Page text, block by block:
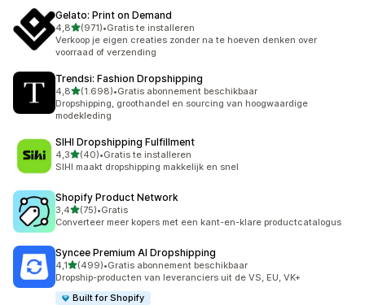
Gelato: Print on Demand
4,8van 5 sterren
(971)
971 recensies in totaal
•Gratis te installeren
Verkoop je eigen creaties zonder na te hoeven denken over
voorraad of verzending
Trendsi: Fashion Dropshipping
4,8van 5 sterren
(1.698)
1698 recensies in totaal
•Gratis abonnement beschikbaar
Dropshipping, groothandel en sourcing van hoogwaardige
modekleding
SIHI Dropshipping Fulfillment
4,3van 5 sterren
(40)
40 recensies in totaal
•Gratis te installeren
SIHI maakt dropshipping makkelijk en snel
Shopify Product Network
3,4van 5 sterren
(75)
75 recensies in totaal
•Gratis
Converteer meer kopers met een kant-en-klare productcatalogus
Syncee Premium AI Dropshipping
4,1van 5 sterren
(499)
499 recensies in totaal
•Gratis abonnement beschikbaar
Dropship-producten van leveranciers uit de VS, EU, VK+
Built for Shopify